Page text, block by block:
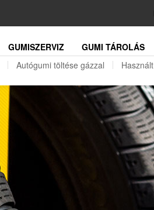
GUMISZERVIZ GUMI TÁROLÁS
Autógumi töltése gázzal